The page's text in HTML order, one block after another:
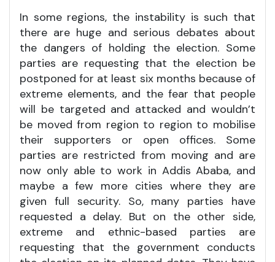
In some regions, the instability is such that
there are huge and serious debates about
the dangers of holding the election. Some
parties are requesting that the election be
postponed for at least six months because of
extreme elements, and the fear that people
will be targeted and attacked and wouldn’t
be moved from region to region to mobilise
their supporters or open offices. Some
parties are restricted from moving and are
now only able to work in Addis Ababa, and
maybe a few more cities where they are
given full security. So, many parties have
requested a delay. But on the other side,
extreme and ethnic-based parties are
requesting that the government conducts